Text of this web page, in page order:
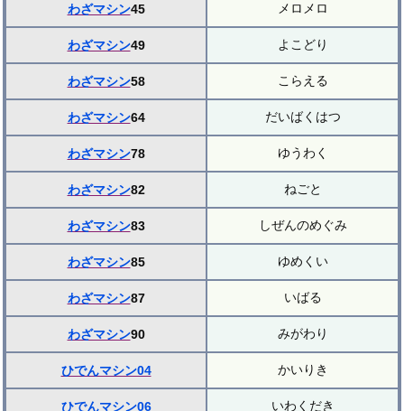
わざマシン45 メロメロ
わざマシン49 よこどり
わざマシン58 こらえる
わざマシン64 だいばくはつ
わざマシン78 ゆうわく
わざマシン82 ねごと
わざマシン83 しぜんのめぐみ
わざマシン85 ゆめくい
わざマシン87 いばる
わざマシン90 みがわり
ひでんマシン04 かいりき
ひでんマシン06 いわくだき